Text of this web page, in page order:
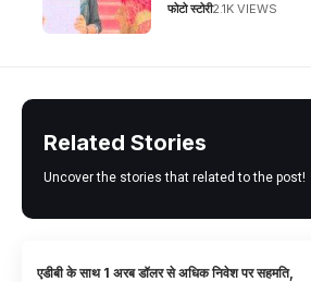
फोटो स्टोरी2.1K VIEWS
Related Stories
Uncover the stories that related to the post!
एडीबी के साथ 1 अरब डॉलर से अधिक निवेश पर सहमति,